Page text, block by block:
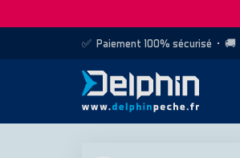
✅ Paiement 100% sécurisé • 🚚